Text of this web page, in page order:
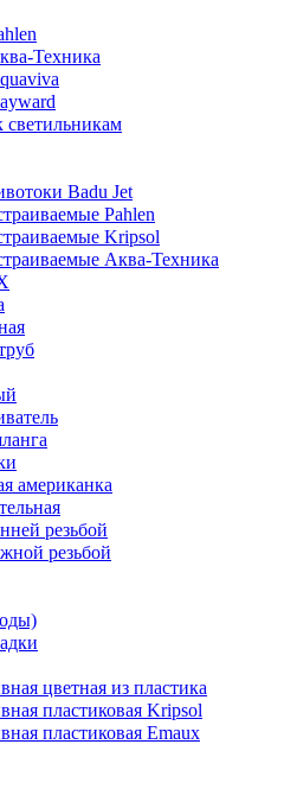
Техника
светильникам
Badu Jet
Pahlen
Kripsol
Аква-Техника
американка
резьбой
резьбой
цветная из пластика
пластиковая Kripsol
пластиковая Emaux